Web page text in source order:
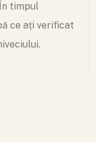
timpul
ce ați verificat